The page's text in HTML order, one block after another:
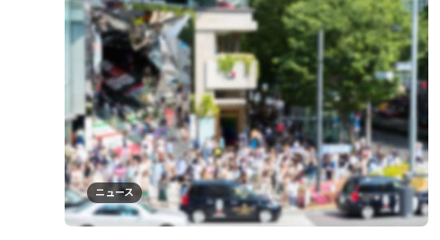
ニュース